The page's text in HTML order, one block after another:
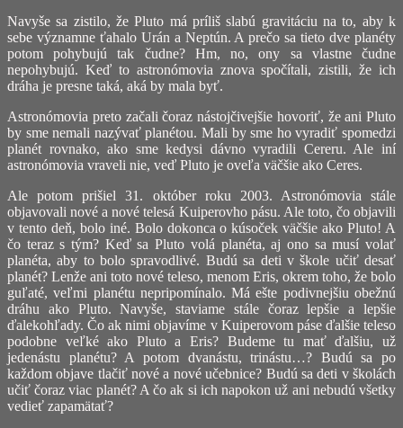
Navyše sa zistilo, že Pluto má príliš slabú gravitáciu na to, aby k
sebe významne ťahalo Urán a Neptún. A prečo sa tieto dve planéty
potom pohybujú tak čudne? Hm, no, ony sa vlastne čudne
nepohybujú. Keď to astronómovia znova spočítali, zistili, že ich
dráha je presne taká, aká by mala byť.
Astronómovia preto začali čoraz nástojčivejšie hovoriť, že ani Pluto
by sme nemali nazývať planétou. Mali by sme ho vyradiť spomedzi
planét rovnako, ako sme kedysi dávno vyradili Cereru. Ale iní
astronómovia vraveli nie, veď Pluto je oveľa väčšie ako Ceres.
Ale potom prišiel 31. október roku 2003. Astronómovia stále
objavovali nové a nové telesá Kuiperovho pásu. Ale toto, čo objavili
v tento deň, bolo iné. Bolo dokonca o kúsoček väčšie ako Pluto! A
čo teraz s tým? Keď sa Pluto volá planéta, aj ono sa musí volať
planéta, aby to bolo spravodlivé. Budú sa deti v škole učiť desať
planét? Lenže ani toto nové teleso, menom Eris, okrem toho, že bolo
guľaté, veľmi planétu nepripomínalo. Má ešte podivnejšiu obežnú
dráhu ako Pluto. Navyše, staviame stále čoraz lepšie a lepšie
ďalekohľady. Čo ak nimi objavíme v Kuiperovom páse ďalšie teleso
podobne veľké ako Pluto a Eris? Budeme tu mať ďalšiu, už
jedenástu planétu? A potom dvanástu, trinástu…? Budú sa po
každom objave tlačiť nové a nové učebnice? Budú sa deti v školách
učiť čoraz viac planét? A čo ak si ich napokon už ani nebudú všetky
vedieť zapamätať?